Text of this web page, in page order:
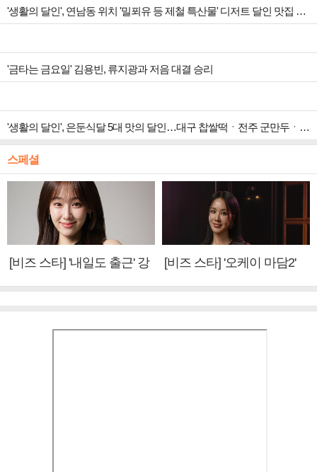
'생활의 달인', 연남동 위치 '밀푀유 등 제철 특산물' 디저트 달인 맛집 조명
'금타는 금요일' 김용빈, 류지광과 저음 대결 승리
'생활의 달인', 은둔식달 5대 맛의 달인…대구 찹쌀떡ㆍ전주 군만두ㆍ용산 김치굴보쌈ㆍ을지로 열무국수 달인
스페셜
[비즈 스타] '내일도 출근' 강
[비즈 스타] '오케이 마담2'